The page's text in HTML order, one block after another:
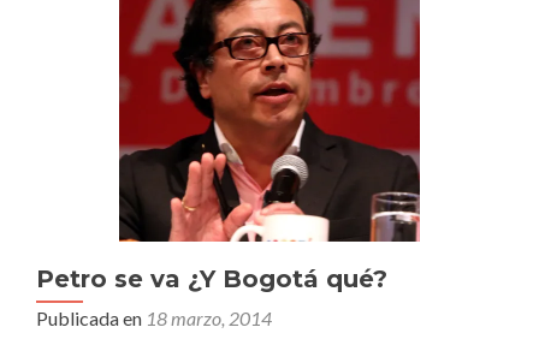
Petro se va ¿Y Bogotá qué?
Publicada en 18 marzo, 2014